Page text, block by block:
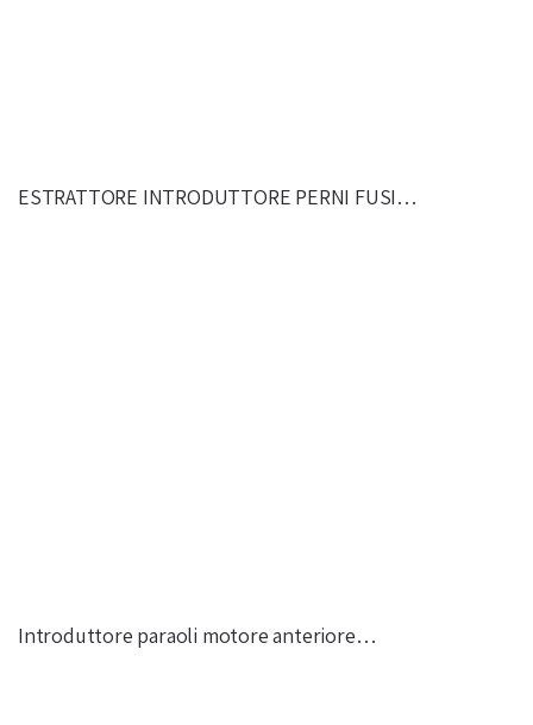
ESTRATTORE INTRODUTTORE PERNI FUSI…
Introduttore paraoli motore anteriore…